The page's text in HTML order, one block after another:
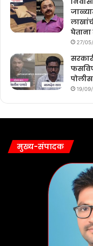
27/
19/
मुख्य-संपादक